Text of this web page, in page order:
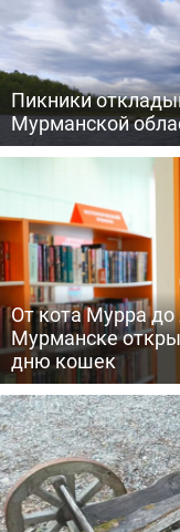
Пикники
Мурманской
От кота Мурра до
Мурманске
дню кошек